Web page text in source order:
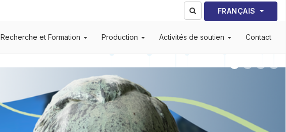
Sélectionnez votre
FRANÇAIS
Recherche et Formation Production Activités de soutien Contact